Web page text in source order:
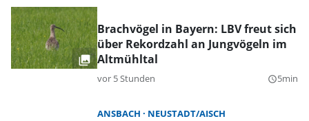
Brachvögel in Bayern: LBV freut sich
über Rekordzahl an Jungvögeln im
Altmühltal
vor 5 Stunden query_builder5min
ANSBACH NEUSTADT/AISCH